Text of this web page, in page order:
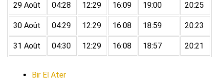
29 Août 04:28 12:29 16:09 19:00 20:25
30 Août 04:29 12:29 16:08 18:59 20:23
31 Août 04:30 12:29 16:08 18:57 20:21
Bir El Ater